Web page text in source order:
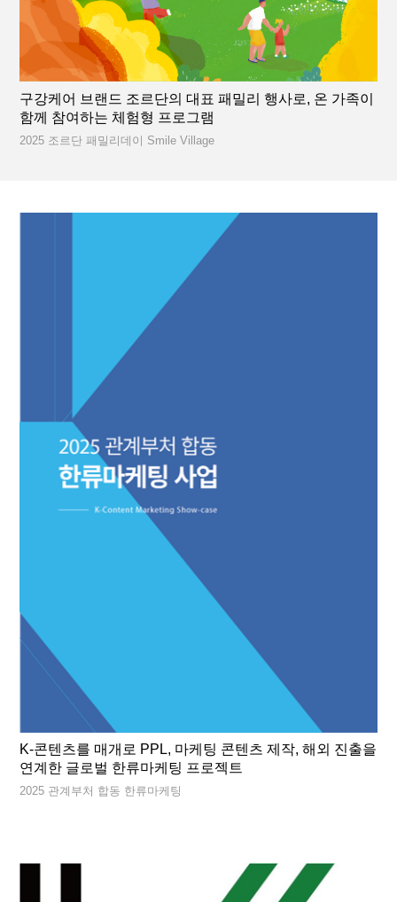
구강케어 브랜드 조르단의 대표 패밀리 행사로, 온 가족이
함께 참여하는 체험형 프로그램
2025 조르단 패밀리데이 Smile Village
K-콘텐츠를 매개로 PPL, 마케팅 콘텐츠 제작, 해외 진출을
연계한 글로벌 한류마케팅 프로젝트
2025 관계부처 합동 한류마케팅